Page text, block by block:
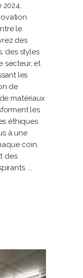
le
des
des styles
secteur, et
les
de
matériaux
les
éthiques
à une
coin,
des